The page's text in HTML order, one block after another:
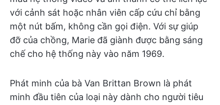
với cảnh sát hoặc nhân viên cấp cứu chỉ bằng
một nút bấm, không cần gọi điện. Với sự giúp
đỡ của chồng, Marie đã giành được bằng sáng
chế cho hệ thống này vào năm 1969.
Phát minh của bà Van Brittan Brown là phát
minh đầu tiên của loại này dành cho người tiêu